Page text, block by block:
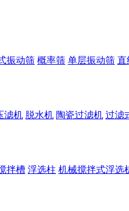
振动筛 概率筛 单层振动筛 直
滤机 脱水机 陶瓷过滤机 过滤
拌槽 浮选柱 机械搅拌式浮选